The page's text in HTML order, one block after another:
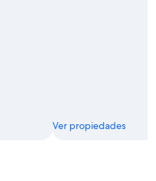
Ver propiedades